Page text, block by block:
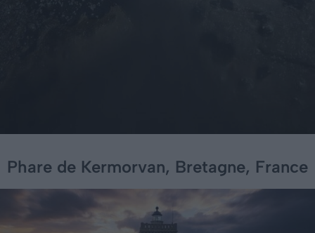
Phare de Kermorvan, Bretagne, France